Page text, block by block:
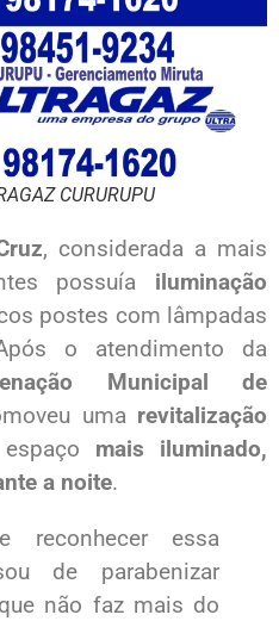
CURURUPU
, considerada a mais
possuía iluminação
postes com lâmpadas
o atendimento da
Municipal de
uma revitalização
mais iluminado,
a noite.
reconhecer essa
de parabenizar
não faz mais do